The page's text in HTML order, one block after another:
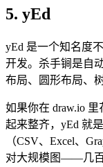
5. yEd
yEd 是一个知名度
开发。杀手锏是自
布局、圆形布局、
如果你在 draw.io
起来整齐，yEd 就
（CSV、Excel、
对大规模图——几百